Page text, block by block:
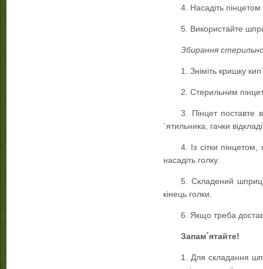
4. Насадіть
5. Використайте
Збирання
1. Зніміть кришку
2. Стерильним
3. Пінцет поставте
´ятильника, гачки
4. Із сітки
насадіть голку.
5. Складений шприц
кінець голки.
6. Якщо треба
Запам´ятайте!
1. Для складання